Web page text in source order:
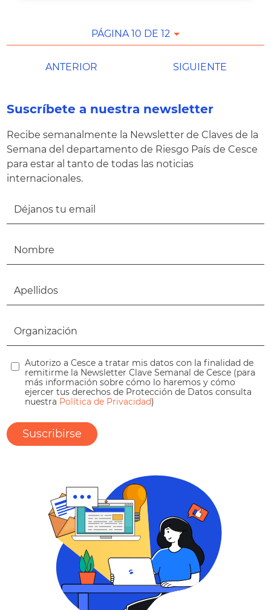
PÁGINA 10 DE 12
ANTERIOR SIGUIENTE
Suscríbete a nuestra newsletter
Recibe semanalmente la Newsletter de Claves de la
Semana del departamento de Riesgo País de Cesce
para estar al tanto de todas las noticias
internacionales.
Autorizo a Cesce a tratar mis datos con la finalidad de
remitirme la Newsletter Clave Semanal de Cesce (para
más información sobre cómo lo haremos y cómo
ejercer tus derechos de Protección de Datos consulta
nuestra Política de Privacidad)